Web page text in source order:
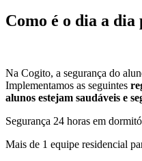
Como é o dia a dia
Na Cogito, a segurança do
Implementamos as seguintes
alunos estejam saudáveis e
Segurança 24 horas em
Mais de 1 equipe residencial